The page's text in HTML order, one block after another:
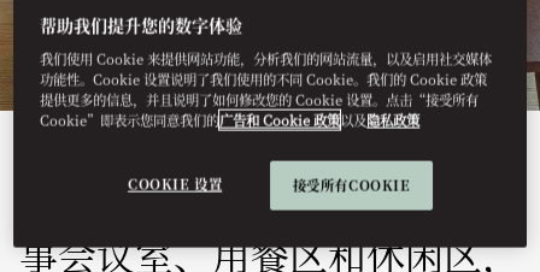
文华阁
文华阁：具有东方特色的奢华
环境，全天候开放，并设有董
事会议室、用餐区和休闲区，
帮助我们提升您的数字体验
我们使用 Cookie 来提供网站功能，分析我们的网站流量，以及启用社交媒体
功能性。Cookie 设置说明了我们使用的不同 Cookie。我们的 Cookie 政策
提供更多的信息，并且说明了如何修改您的 Cookie 设置。点击“接受所有
Cookie”即表示您同意我们的广告和 Cookie 政策以及隐私政策
COOKIE 设置 接受所有COOKIE